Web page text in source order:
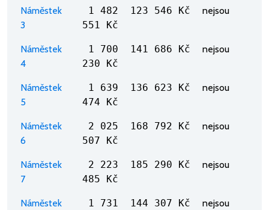
Náměstek
3
1 482
551 Kč
123 546 Kč nejsou
Náměstek
4
1 700
230 Kč
141 686 Kč nejsou
Náměstek
5
1 639
474 Kč
136 623 Kč nejsou
Náměstek
6
2 025
507 Kč
168 792 Kč nejsou
Náměstek
7
2 223
485 Kč
185 290 Kč nejsou
Náměstek
1 731
144 307 Kč nejsou